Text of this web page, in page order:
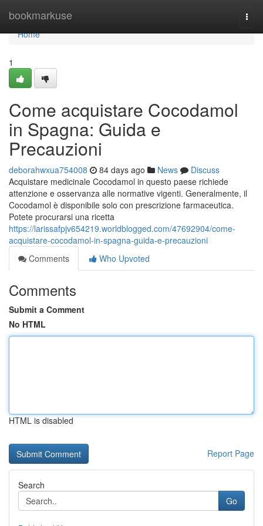
bookmarkuse
Home
Home
1
Come acquistare Cocodamol
in Spagna: Guida e
Precauzioni
deborahwxua754008 84 days ago News
Discuss
Acquistare medicinale Cocodamol in questo paese richiede
attenzione e osservanza alle normative vigenti. Generalmente, il
Cocodamol è disponibile solo con prescrizione farmaceutica.
Potete procurarsi una ricetta
https://larissafpjv654219.worldblogged.com/47692904/come-
acquistare-cocodamol-in-spagna-guida-e-precauzioni
Comments
Who Upvoted
Comments
Submit a Comment
No HTML
HTML is disabled
Report Page
Search
Go